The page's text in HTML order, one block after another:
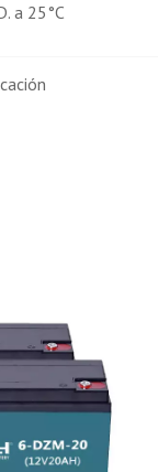
a 25°C